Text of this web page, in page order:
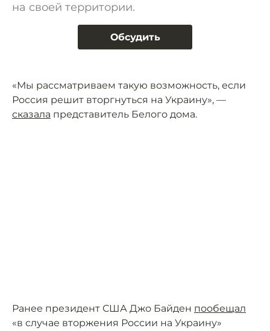
на своей территории.
Обсудить
«Мы рассматриваем такую возможность, если
Россия решит вторгнуться на Украину», —
сказала представитель Белого дома.
Ранее президент США Джо Байден пообещал
«в случае вторжения России на Украину»